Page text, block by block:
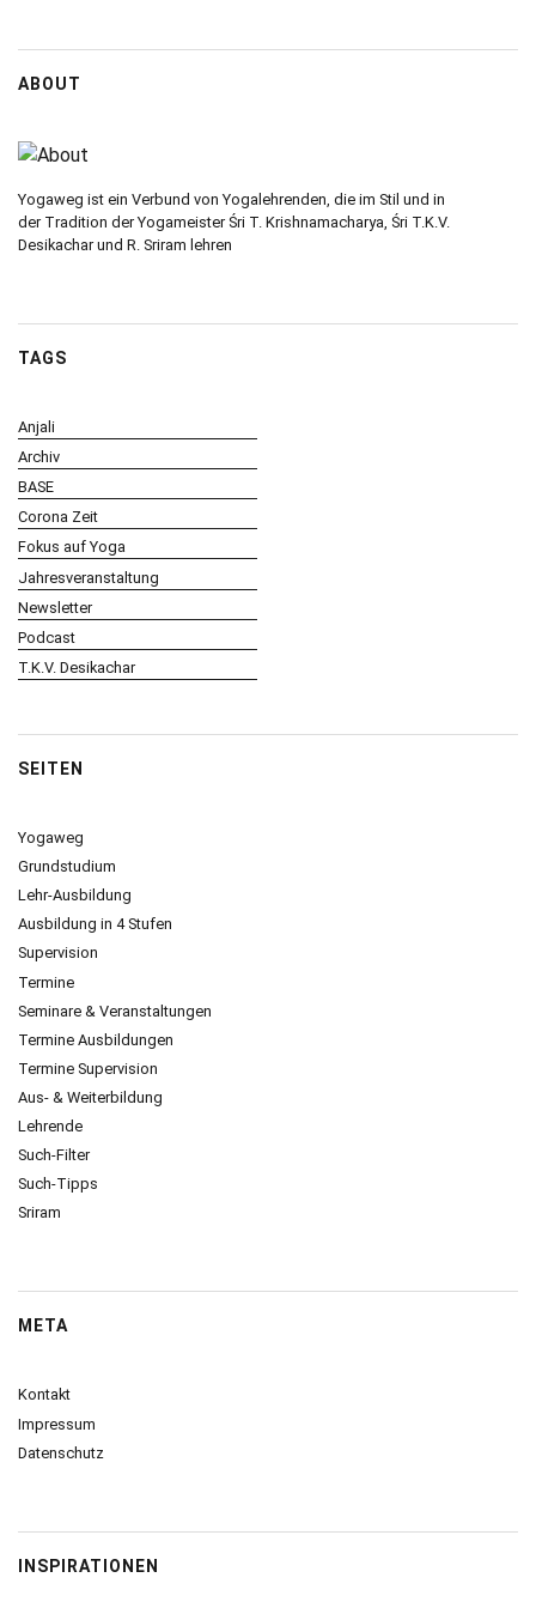
ABOUT
Yogaweg ist ein Verbund von Yogalehrenden, die im Stil und in
der Tradition der Yogameister Śri T. Krishnamacharya, Śri T.K.V.
Desikachar und R. Sriram lehren
TAGS
Anjali
Archiv
BASE
Corona Zeit
Fokus auf Yoga
Jahresveranstaltung
Newsletter
Podcast
T.K.V. Desikachar
SEITEN
Yogaweg
Grundstudium
Lehr-Ausbildung
Ausbildung in 4 Stufen
Supervision
Termine
Seminare & Veranstaltungen
Termine Ausbildungen
Termine Supervision
Aus- & Weiterbildung
Lehrende
Such-Filter
Such-Tipps
Sriram
META
Kontakt
Impressum
Datenschutz
INSPIRATIONEN